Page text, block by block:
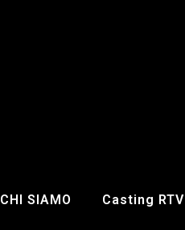
CHI SIAMO Casting RTV